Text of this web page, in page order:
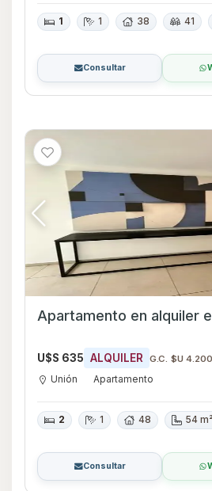
1 1 38 41
Consultar
Apartamento en alquiler
U$S 635 ALQUILER G.C. $U 4.200
Unión Apartamento
2 1 48 54
Consultar